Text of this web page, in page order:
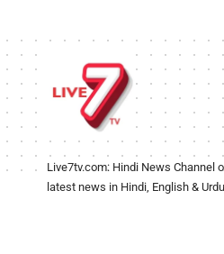
Live7tv.com: Hindi News Channel
latest news in Hindi, English &